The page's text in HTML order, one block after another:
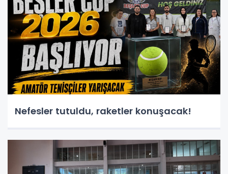
Nefesler tutuldu, raketler konuşacak!